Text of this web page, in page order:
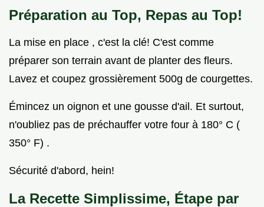
Préparation au Top, Repas au Top!
La mise en place , c'est la clé! C'est comme
préparer son terrain avant de planter des fleurs.
Lavez et coupez grossièrement 500g de courgettes.
Émincez un oignon et une gousse d'ail. Et surtout,
n'oubliez pas de préchauffer votre four à 180° C (
350° F) .
Sécurité d'abord, hein!
La Recette Simplissime, Étape par